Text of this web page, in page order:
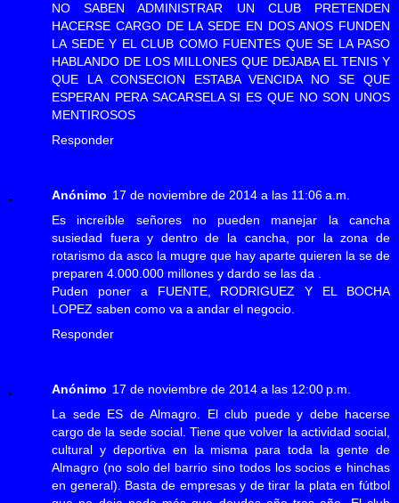
NO SABEN ADMINISTRAR UN CLUB PRETENDEN
HACERSE CARGO DE LA SEDE EN DOS ANOS FUNDEN
LA SEDE Y EL CLUB COMO FUENTES QUE SE LA PASO
HABLANDO DE LOS MILLONES QUE DEJABA EL TENIS Y
QUE LA CONSECION ESTABA VENCIDA NO SE QUE
ESPERAN PERA SACARSELA SI ES QUE NO SON UNOS
MENTIROSOS
Responder
Anónimo 17 de noviembre de 2014 a las 11:06 a.m.
Es increíble señores no pueden manejar la cancha
susiedad fuera y dentro de la cancha, por la zona de
rotarismo da asco la mugre que hay aparte quieren la se de
preparen 4.000.000 millones y dardo se las da .
Puden poner a FUENTE, RODRIGUEZ Y EL BOCHA
LOPEZ saben como va a andar el negocio.
Responder
Anónimo 17 de noviembre de 2014 a las 12:00 p.m.
La sede ES de Almagro. El club puede y debe hacerse
cargo de la sede social. Tiene que volver la actividad social,
cultural y deportiva en la misma para toda la gente de
Almagro (no solo del barrio sino todos los socios e hinchas
en general). Basta de empresas y de tirar la plata en fútbol